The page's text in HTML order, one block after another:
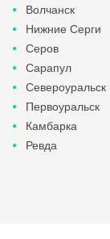
Волчанск
Нижние Серги
Серов
Сарапул
Североуральск
Первоуральск
Камбарка
Ревда